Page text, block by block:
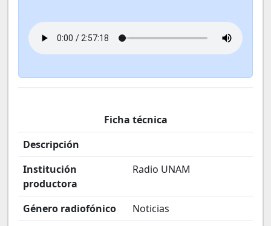
Ficha técnica
Descripción
Institución
productora
Radio UNAM
Género radiofónico
Noticias